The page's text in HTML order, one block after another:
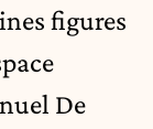
figures
De